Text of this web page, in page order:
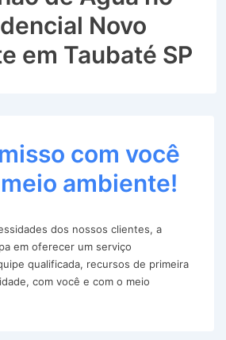
Novo
em Taubaté SP
com você
ambiente!
dos nossos clientes, a
em oferecer um serviço
qualificada, recursos de primeira
com você e com o meio